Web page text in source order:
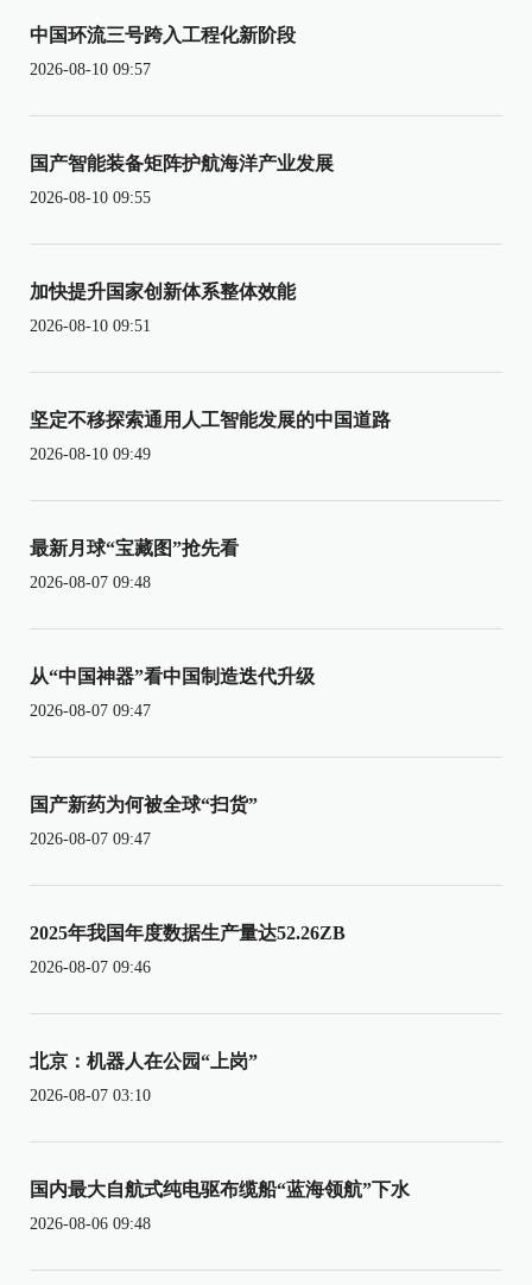
中国环流三号跨入工程化新阶段
2026-08-10 09:57
国产智能装备矩阵护航海洋产业发展
2026-08-10 09:55
加快提升国家创新体系整体效能
2026-08-10 09:51
坚定不移探索通用人工智能发展的中国道路
2026-08-10 09:49
最新月球“宝藏图”抢先看
2026-08-07 09:48
从“中国神器”看中国制造迭代升级
2026-08-07 09:47
国产新药为何被全球“扫货”
2026-08-07 09:47
2025年我国年度数据生产量达52.26ZB
2026-08-07 09:46
北京：机器人在公园“上岗”
2026-08-07 03:10
国内最大自航式纯电驱布缆船“蓝海领航”下水
2026-08-06 09:48